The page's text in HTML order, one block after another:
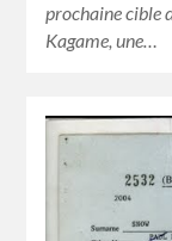
prochaine cible
Kagame, une…